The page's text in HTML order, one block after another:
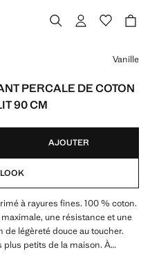
PERCALE DE COTON
90 CM
Vanille
AJOUTER
à rayures fines. 100 % coton.
une résistance et une
légèreté douce au toucher.
plus petits de la maison. À